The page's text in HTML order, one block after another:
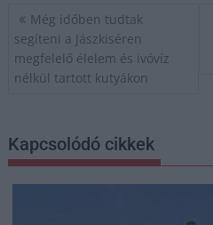
Bejegyzés
navigáció
Még időben tudtak
segíteni a Jászkiséren
megfelelő élelem és ivóvíz
nélkül tartott kutyákon
Kapcsolódó cikkek